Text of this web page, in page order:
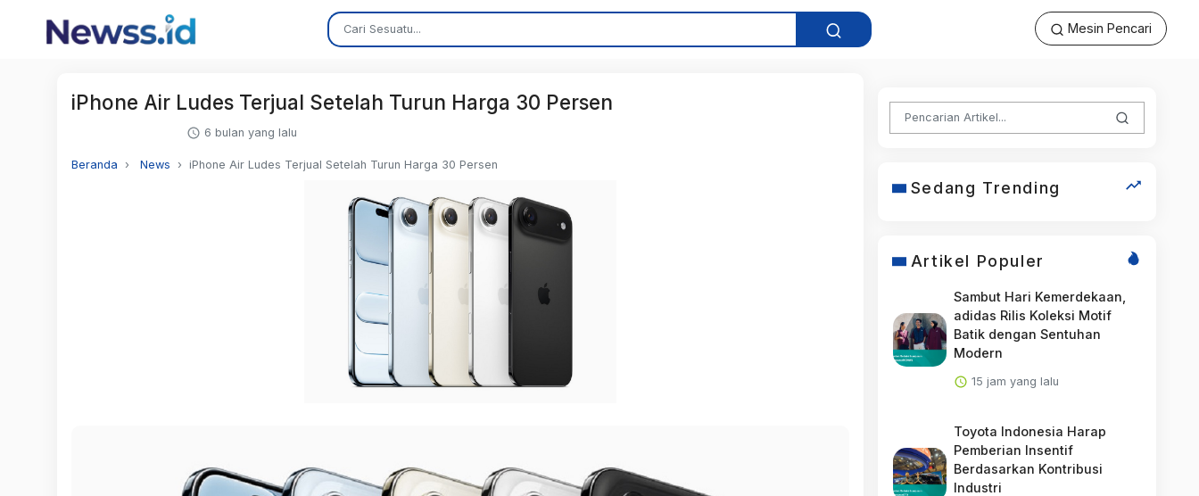
Mesin Pencari
iPhone Air Ludes Terjual Setelah Turun Harga 30 Persen
6 bulan yang lalu
Beranda News iPhone Air Ludes Terjual Setelah Turun Harga 30 Persen
Sedang Trending
Artikel Populer
Sambut Hari Kemerdekaan,
adidas Rilis Koleksi Motif
Batik dengan Sentuhan
Modern
15 jam yang lalu
Toyota Indonesia Harap
Pemberian Insentif
Berdasarkan Kontribusi
Industri